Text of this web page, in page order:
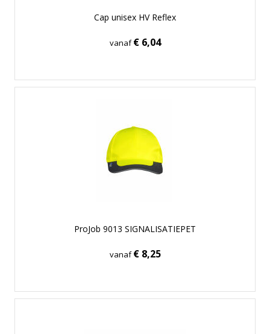
Cap unisex HV Reflex
vanaf€ 6,04
ProJob 9013 SIGNALISATIEPET
vanaf€ 8,25